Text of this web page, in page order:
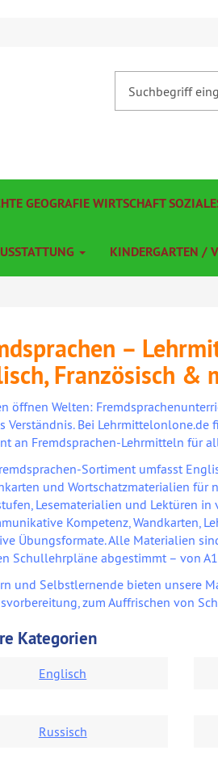
GEOGRAFIE WIRTSCHAFT
KINDERGARTEN /
–
Französisch &
öffnen Welten:
Verständnis. Bei Lehrmittelonlone.de
an Fremdsprachen-Lehrmitteln für
Sortiment umfasst
und Wortschatzmaterialien für
Lesematerialien und Lektüren
Kompetenz, Wandkarten,
Übungsformate. Alle Materialien
Schullehrpläne abgestimmt – von
und Selbstlernende bieten unsere
zum Auffrischen von
Kategorien
Englisch
Russisch